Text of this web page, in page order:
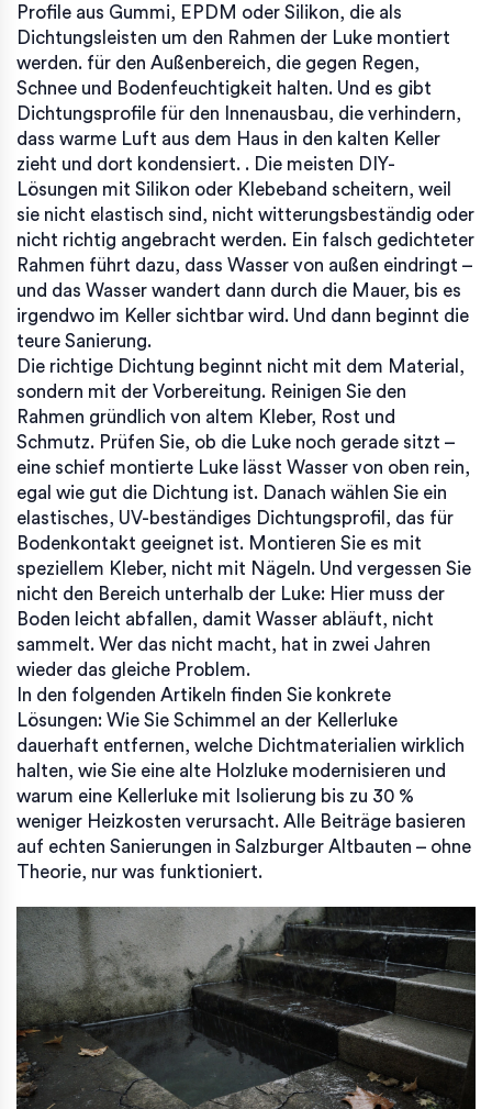
Profile aus Gummi, EPDM oder Silikon, die als
Dichtungsleisten um den Rahmen der Luke montiert
werden. für den Außenbereich, die gegen Regen,
Schnee und Bodenfeuchtigkeit halten. Und es gibt
Dichtungsprofile für den Innenausbau, die verhindern,
dass warme Luft aus dem Haus in den kalten Keller
zieht und dort kondensiert. . Die meisten DIY-
Lösungen mit Silikon oder Klebeband scheitern, weil
sie nicht elastisch sind, nicht witterungsbeständig oder
nicht richtig angebracht werden. Ein falsch gedichteter
Rahmen führt dazu, dass Wasser von außen eindringt –
und das Wasser wandert dann durch die Mauer, bis es
irgendwo im Keller sichtbar wird. Und dann beginnt die
teure Sanierung.
Die richtige Dichtung beginnt nicht mit dem Material,
sondern mit der Vorbereitung. Reinigen Sie den
Rahmen gründlich von altem Kleber, Rost und
Schmutz. Prüfen Sie, ob die Luke noch gerade sitzt –
eine schief montierte Luke lässt Wasser von oben rein,
egal wie gut die Dichtung ist. Danach wählen Sie ein
elastisches, UV-beständiges Dichtungsprofil, das für
Bodenkontakt geeignet ist. Montieren Sie es mit
speziellem Kleber, nicht mit Nägeln. Und vergessen Sie
nicht den Bereich unterhalb der Luke: Hier muss der
Boden leicht abfallen, damit Wasser abläuft, nicht
sammelt. Wer das nicht macht, hat in zwei Jahren
wieder das gleiche Problem.
In den folgenden Artikeln finden Sie konkrete
Lösungen: Wie Sie Schimmel an der Kellerluke
dauerhaft entfernen, welche Dichtmaterialien wirklich
halten, wie Sie eine alte Holzluke modernisieren und
warum eine Kellerluke mit Isolierung bis zu 30 %
weniger Heizkosten verursacht. Alle Beiträge basieren
auf echten Sanierungen in Salzburger Altbauten – ohne
Theorie, nur was funktioniert.